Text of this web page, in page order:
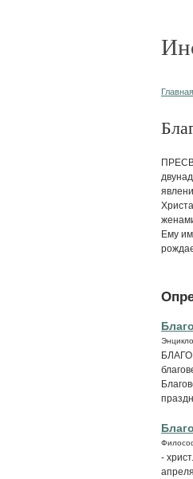
Главная
Ему
-